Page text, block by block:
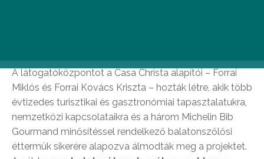
A látogatóközpontot a Casa Christa alapítói – Forrai
Miklós és Forrai Kovács Kriszta – hozták létre, akik több
évtizedes turisztikai és gasztronómiai tapasztalatukra,
nemzetközi kapcsolataikra és a három Michelin Bib
Gourmand minősítéssel rendelkező balatonszőlősi
éttermük sikerére alapozva álmodták meg a projektet.